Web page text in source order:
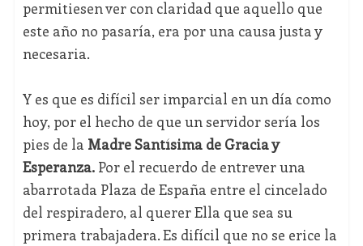
permitiesen ver con claridad que aquello que
este año no pasaría, era por una causa justa y
necesaria.
Y es que es difícil ser imparcial en un día como
hoy, por el hecho de que un servidor sería los
pies de la Madre Santísima de Gracia y
Esperanza.Por el recuerdo de entrever una
abarrotada Plaza de España entre el cincelado
del respiradero, al querer Ella que sea su
primera trabajadera. Es difícil que no se erice la